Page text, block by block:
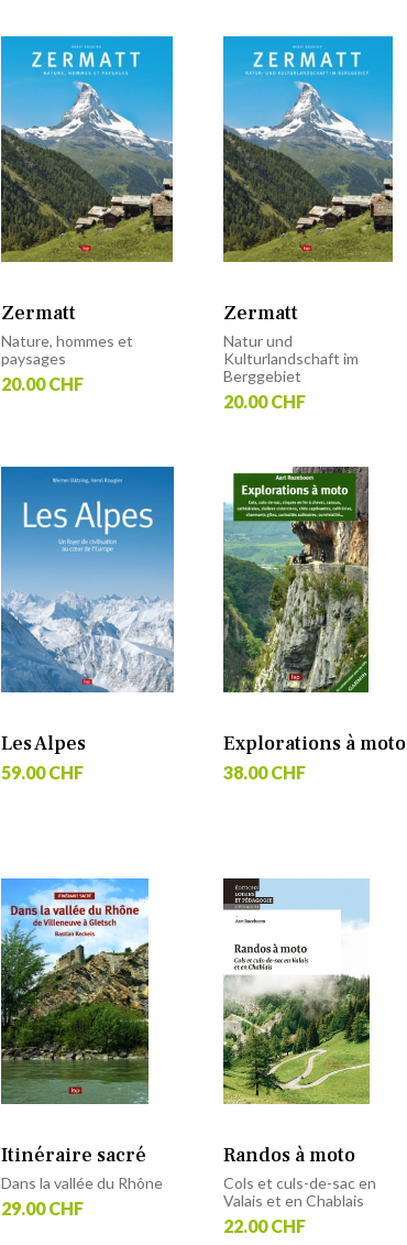
Zermatt
Nature, hommes et
paysages
20.00 CHF
Zermatt
Natur und
Kulturlandschaft im
Berggebiet
20.00 CHF
Les Alpes
59.00 CHF
Explorations à moto
38.00 CHF
Itinéraire sacré
Dans la vallée du Rhône
29.00 CHF
Randos à moto
Cols et culs-de-sac en
Valais et en Chablais
22.00 CHF